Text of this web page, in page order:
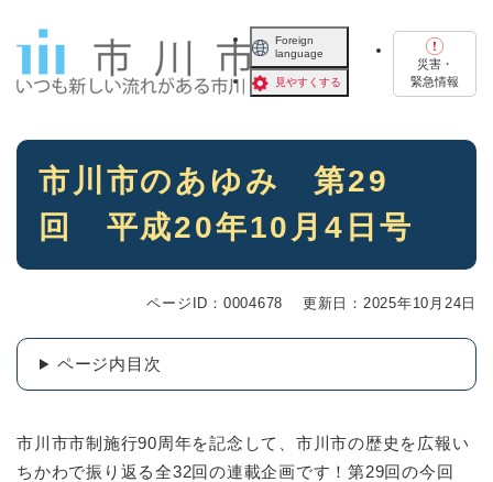
Foreign
language
見やすくする
災害・
緊急情報
本
市川市のあゆみ 第29
回 平成20年10月4日号
ページID：0004678 更新日：2025年10月24日
ページ内目次
市川市市制施行90周年を記念して、市川市の歴史を広報い
ちかわで振り返る全32回の連載企画です！第29回の今回